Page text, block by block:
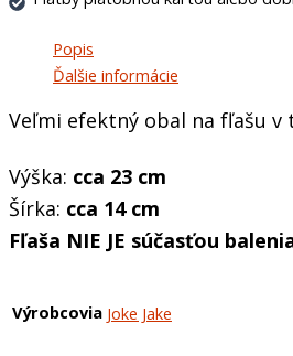
Popis
Ďalšie informácie
Veľmi efektný obal na fľašu v
Výška: cca 23 cm
Šírka: cca 14 cm
Fľaša NIE JE súčasťou
Výrobcovia Joke Jake